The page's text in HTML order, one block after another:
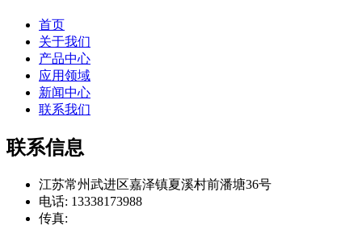
首页
关于我们
产品中心
应用领域
新闻中心
联系我们
联系信息
江苏常州武进区嘉泽镇夏溪村前潘塘36号
电话: 13338173988
传真: